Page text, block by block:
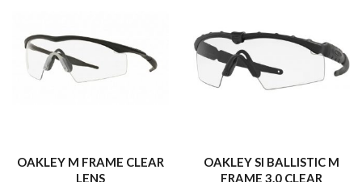
OAKLEY M FRAME CLEAR
LENS
OAKLEY SI BALLISTIC M
FRAME 3.0 CLEAR